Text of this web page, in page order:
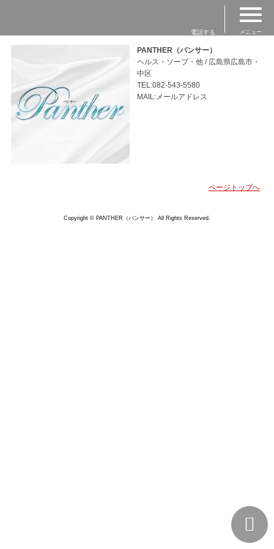
電話する メニュー
PANTHER（パンサー）
ヘルス・ソープ・他 / 広島県広島市・
中区
TEL:082-543-5580
MAIL:メールアドレス
ページトップへ
Copyright © PANTHER（パンサー） All Rights Reserved.